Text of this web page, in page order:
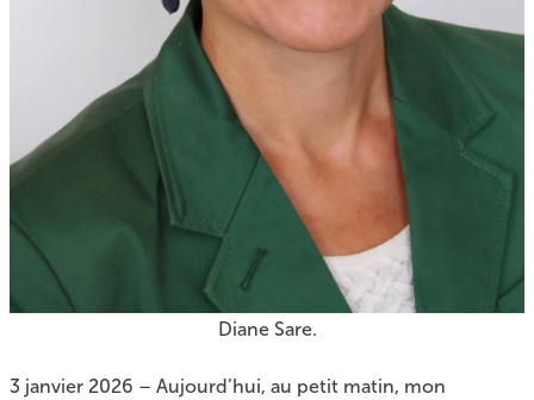
Diane Sare.
3 janvier 2026 – Aujourd’hui, au petit matin, mon